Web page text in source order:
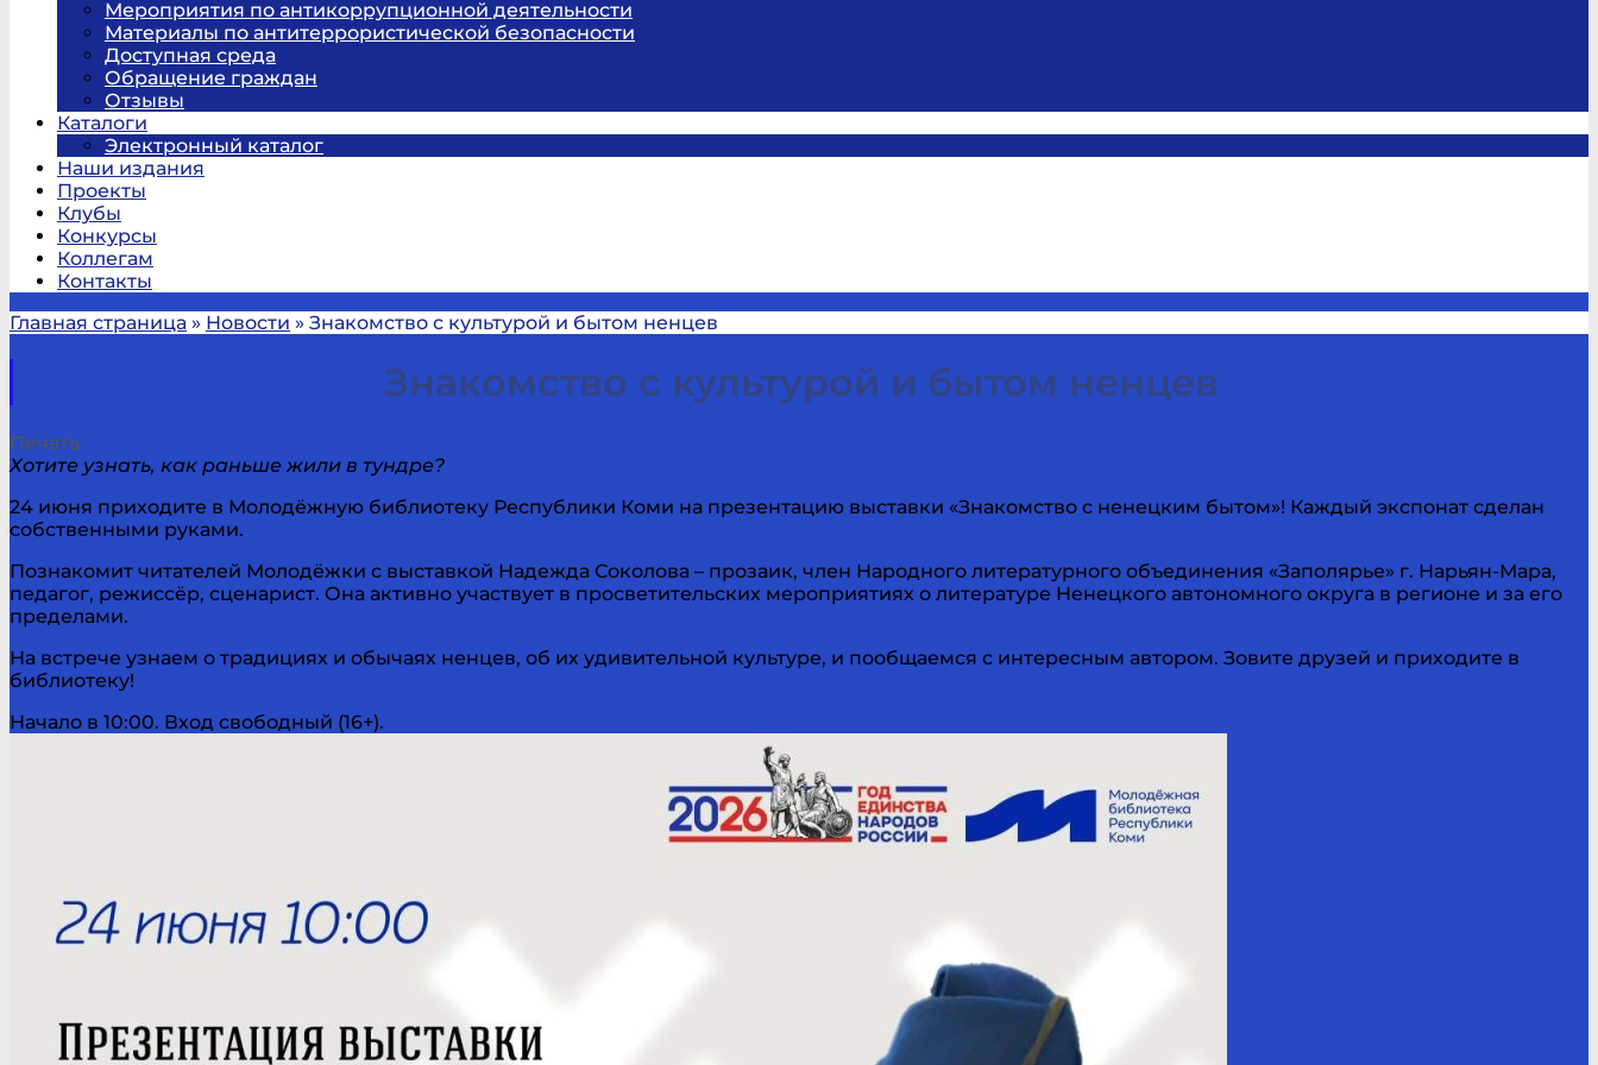
Мероприятия по антикоррупционной деятельности
Материалы по антитеррористической безопасности
Доступная среда
Обращение граждан
Отзывы
Каталоги
Электронный каталог
Наши издания
Проекты
Клубы
Конкурсы
Коллегам
Контакты
Главная страница » Новости » Знакомство с культурой и бытом ненцев
Знакомство с культурой и бытом ненцев
Печать
Хотите узнать, как раньше жили в тундре?
24 июня приходите в Молодёжную библиотеку Республики Коми на презентацию выставки «Знакомство с ненецким бытом»! Каждый экспонат сделан
собственными руками.
Познакомит читателей Молодёжки с выставкой Надежда Соколова – прозаик, член Народного литературного объединения «Заполярье» г. Нарьян-Мара,
педагог, режиссёр, сценарист. Она активно участвует в просветительских мероприятиях о литературе Ненецкого автономного округа в регионе и за его
пределами.
На встрече узнаем о традициях и обычаях ненцев, об их удивительной культуре, и пообщаемся с интересным автором. Зовите друзей и приходите в
библиотеку!
Начало в 10:00. Вход свободный (16+).